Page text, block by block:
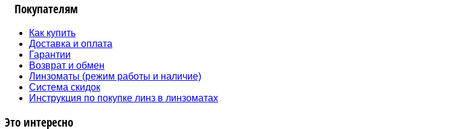
Покупателям
Как купить
Доставка и оплата
Гарантии
Возврат и обмен
Линзоматы (режим работы и наличие)
Система скидок
Инструкция по покупке линз в линзоматах
Это интересно